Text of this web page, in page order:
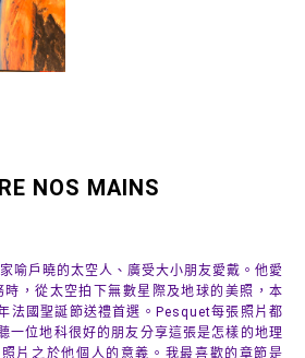
NOS MAINS
喻戶曉的太空人、廣受大小朋友愛戴。他愛
，從太空拍下無數星際及地球的美照，本
法國聖誕節送禮首選。Pesquet每張照片都
一位地科很好的朋友分享這張是怎樣的地理
片之於他個人的意義。我最喜歡的章節是